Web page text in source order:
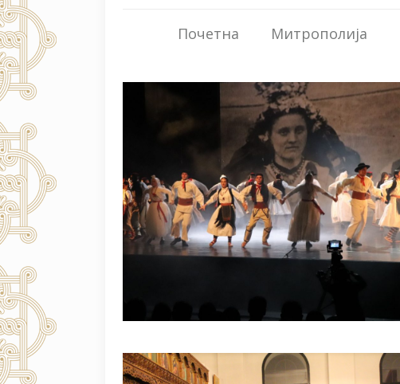
Почетна Митрополија